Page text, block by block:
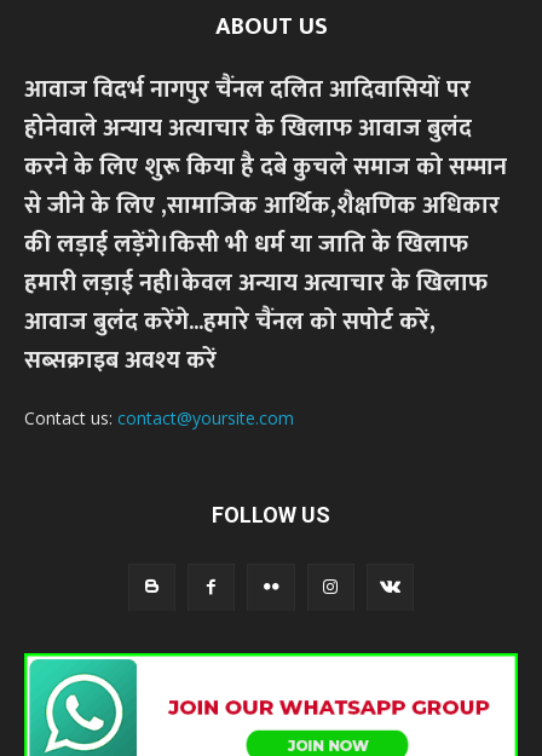
ABOUT US
आवाज विदर्भ नागपुर चैंनल दलित आदिवासियों पर
होनेवाले अन्याय अत्याचार के खिलाफ आवाज बुलंद
करने के लिए शुरू किया है दबे कुचले समाज को सम्मान
से जीने के लिए ,सामाजिक आर्थिक,शैक्षणिक अधिकार
की लड़ाई लड़ेंगे।किसी भी धर्म या जाति के खिलाफ
हमारी लड़ाई नही।केवल अन्याय अत्याचार के खिलाफ
आवाज बुलंद करेंगे...हमारे चैंनल को सपोर्ट करें,
सब्सक्राइब अवश्य करें
Contact us: contact@yoursite.com
FOLLOW US